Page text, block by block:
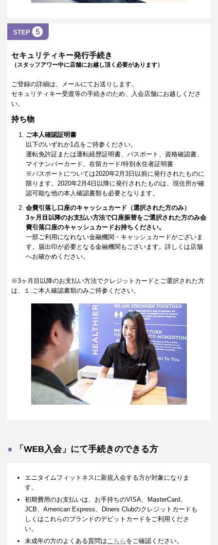
STEP 5
セキュリティキー発行手続き
（スタッフアワー中に店舗にお越し頂く必要があります）
ご登録の詳細は、メールにてお送りします。
セキュリティキー受渡等の手続きのため、入会店舗にお越しくださ
い。
持ち物
ご本人確認証明書
以下のいずれか1点をご持参ください。
運転免許証または運転経歴証明書、パスポート、資格確認書、
マイナンバーカード、在留カード/特別永住者証明書
※パスポートについては2020年2月3日以前に発行されたものに
限ります。2020年2月4日以降に発行されたものは、現住所が確
認可能な他の本人確認書類も必要となります。
会費引落し口座のキャッシュカード（選択された方のみ）
3ヶ月目以降のお支払い方法で口座振替をご選択された方のみ会
費引落口座のキャッシュカードお持ちください。
一部ご利用になれない金融機関・キャッシュカードがございま
す。届出印が必要となる金融機関もございます。詳しくは店舗
へお確かめください。
※3ヶ月目以降のお支払い方法でクレジットカードとご選択された方
は、１.ご本人確認書類のみご持参ください。
「WEB入会」にて手続きのできる方
エニタイムフィットネスに新規入会する方が対象になりま
す。
初期費用のお支払いは、お手持ちのVISA、MasterCard、
JCB、American Express、Diners Clubのクレジットカードも
しくはこれらのブランドのデビットカードをご利用くださ
い。
未成年の方のよくある質問はこちら をご確認ください。